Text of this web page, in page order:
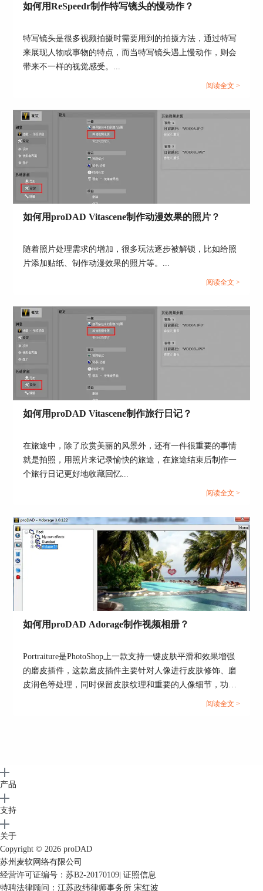
3、导出效果视频
导入素材后，回到软件主页，在右侧的预览窗口可
以即时看到效果。
如果没有问题的话就可以直接导出视频了。点击左
下角“导出序列”按钮，然后会弹出导出参数设置对
话框，一般只需要修改文件名、文件存储位置和导
图5：导出视频
可以看一下最终的视频效果。添加星星遮罩效果之
后，画面的中心被突出强调，视觉效果更集中了。
以上就是用proDAD Adorage制作星星遮罩效果的全
过程了，整体操作比较简单，主要是选择的素材和
遮罩效果需要匹配，这样才能带来更好的视觉效
下载这款软件试用一下，解锁更多遮罩效果。
作者：筱曼
如何用ReSpeedr制作特写镜头的慢动作？
特写镜头是很多视频拍摄时需要用到的拍摄方法，通过特写
来展现人物或事物的特点，而当特写镜头遇上慢动作，则会
带来不一样的视觉感受。...
阅读全文 >
如何用proDAD Vitascene制作动漫效果的照片？
随着照片处理需求的增加，很多玩法逐步被解锁，比如给照
片添加贴纸、制作动漫效果的照片等。...
阅读全文 >
如何用proDAD Vitascene制作旅行日记？
在旅途中，除了欣赏美丽的风景外，还有一件很重要的事情
就是拍照，用照片来记录愉快的旅途，在旅途结束后制作一
个旅行日记更好地收藏回忆...
阅读全文 >
如何用proDAD Adorage制作视频相册？
Portraiture是PhotoShop上一款支持一键皮肤平滑和效果增强
的磨皮插件，这款磨皮插件主要针对人像进行皮肤修饰、磨
皮润色等处理，同时保留皮肤纹理和重要的人像细节，功能
阅读全文 >
产品
支持
关于
Copyright © 2026 proDAD
苏州麦软网络有限公司
经营许可证编号：苏B2-20170109 证照信息
特聘法律顾问：江苏政纬律师事务所 宋红波